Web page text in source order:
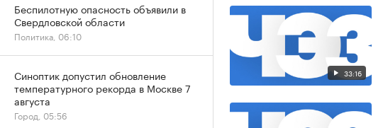
33:16
Беспилотную опасность объявили в
Свердловской области
Политика, 06:10
Синоптик допустил обновление
температурного рекорда в Москве 7
августа
Город, 05:56